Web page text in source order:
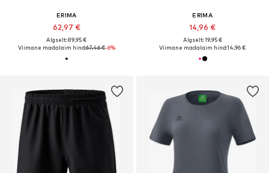
ERIMA
62,97 €
Algselt: 89,95 €
Viimane madalaim hind:67,46 €-6%
ERIMA
14,96 €
Algselt: 19,95 €
Viimane madalaim hind:14,96 €